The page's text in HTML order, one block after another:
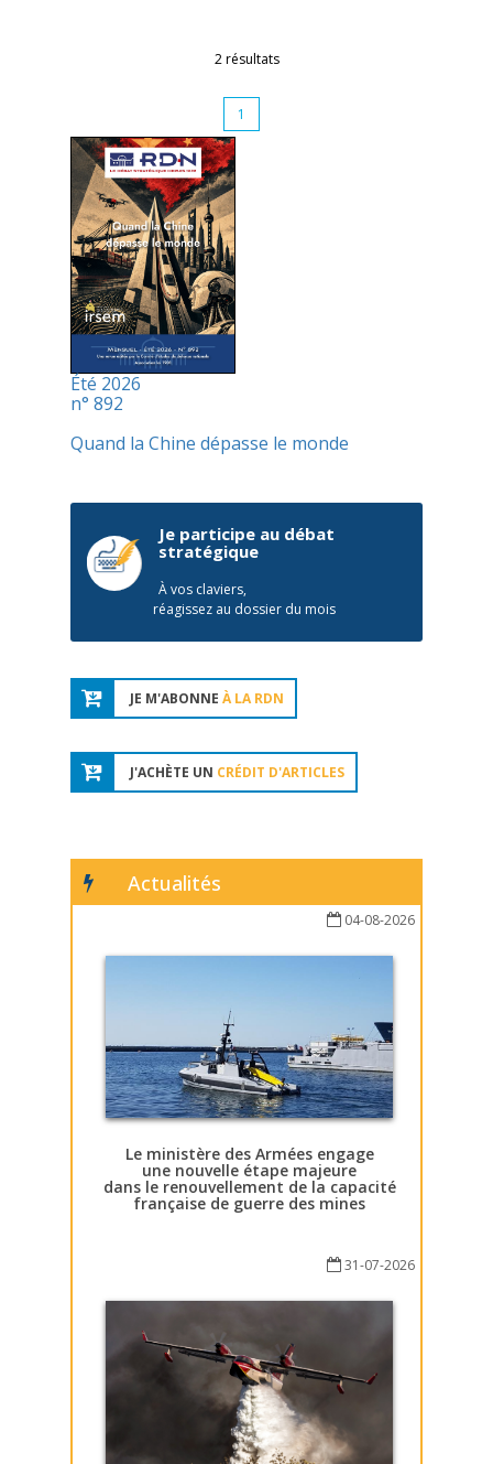
2 résultats
1
Été 2026
n° 892
Quand la Chine dépasse le monde
Je participe au débat
stratégique
À vos claviers,
réagissez au dossier du mois
JE M'ABONNE À LA RDN
J'ACHÈTE UN CRÉDIT D'ARTICLES
Actualités
04-08-2026
Le ministère des Armées engage
une nouvelle étape majeure
dans le renouvellement de la capacité
française de guerre des mines
31-07-2026